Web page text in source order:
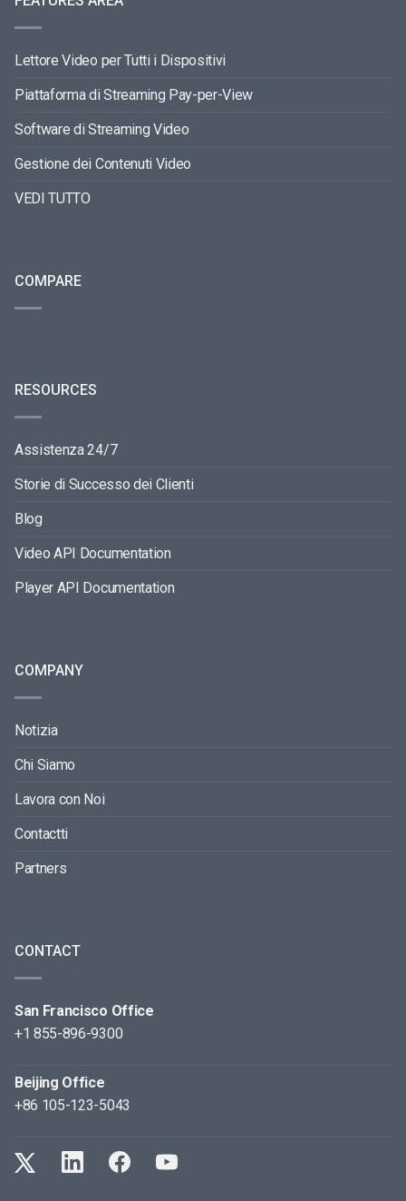
Lettore Video per Tutti i Dispositivi
Piattaforma di Streaming Pay-per-View
Software di Streaming Video
Gestione dei Contenuti Video
VEDI TUTTO
COMPARE
RESOURCES
Assistenza 24/7
Storie di Successo dei Clienti
Blog
Video API Documentation
Player API Documentation
COMPANY
Notizia
Chi Siamo
Lavora con Noi
Contactti
Partners
CONTACT
San Francisco Office
+1 855-896-9300
Beijing Office
+86 105-123-5043